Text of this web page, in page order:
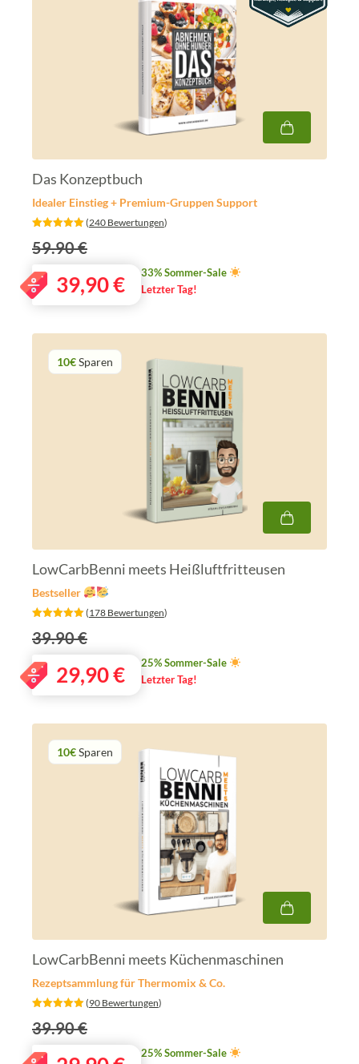
Das Konzeptbuch
Idealer Einstieg + Premium-Gruppen Support
‎ (240 Bewertungen)
59.90 €
39,90€
33% Sommer-Sale
Letzter Tag!
10€Sparen
LowCarbBenni meets Heißluftfritteusen
Bestseller
‎ (178 Bewertungen)
39.90 €
29,90€
25% Sommer-Sale
Letzter Tag!
10€Sparen
LowCarbBenni meets Küchenmaschinen
Rezeptsammlung für Thermomix & Co.
‎ (90 Bewertungen)
39.90 €
25% Sommer-Sale